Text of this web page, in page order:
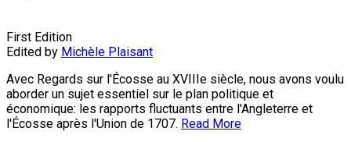
First Edition
Edited by Michèle Plaisant
Avec Regards sur l'Écosse au XVIIIe siècle, nous avons voulu
aborder un sujet essentiel sur le plan politique et
économique: les rapports fluctuants entre l'Angleterre et
l'Écosse après l'Union de 1707. Read More